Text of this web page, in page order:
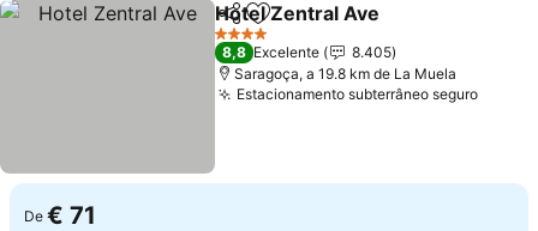
PartilharAdicionar aos favoritos
Hotel Zentral Ave
4 Estrelas
8,8 Excelente
8.405
Saragoça, a 19.8 km de La Muela
Estacionamento subterrâneo seguroVer
De € 71